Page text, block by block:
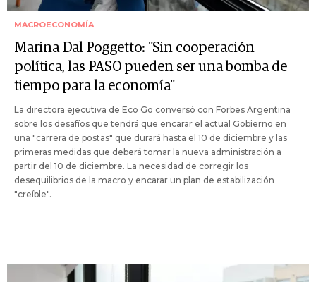
MACROECONOMÍA
Marina Dal Poggetto: "Sin cooperación
política, las PASO pueden ser una bomba de
tiempo para la economía"
La directora ejecutiva de Eco Go conversó con Forbes Argentina
sobre los desafíos que tendrá que encarar el actual Gobierno en
una "carrera de postas" que durará hasta el 10 de diciembre y las
primeras medidas que deberá tomar la nueva administración a
partir del 10 de diciembre. La necesidad de corregir los
desequilibrios de la macro y encarar un plan de estabilización
"creíble".